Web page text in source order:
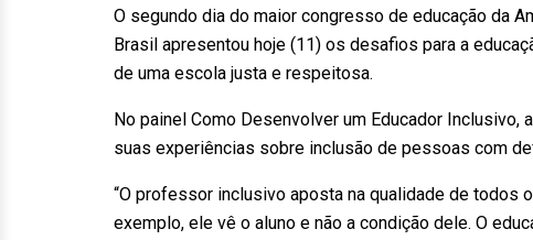
O segundo dia do maior congresso de educação da
Brasil apresentou hoje (11) os desafios para a
de uma escola justa e respeitosa.
No painel Como Desenvolver um Educador
suas experiências sobre inclusão de pessoas com
“O professor inclusivo aposta na qualidade de todos
exemplo, ele vê o aluno e não a condição dele. O